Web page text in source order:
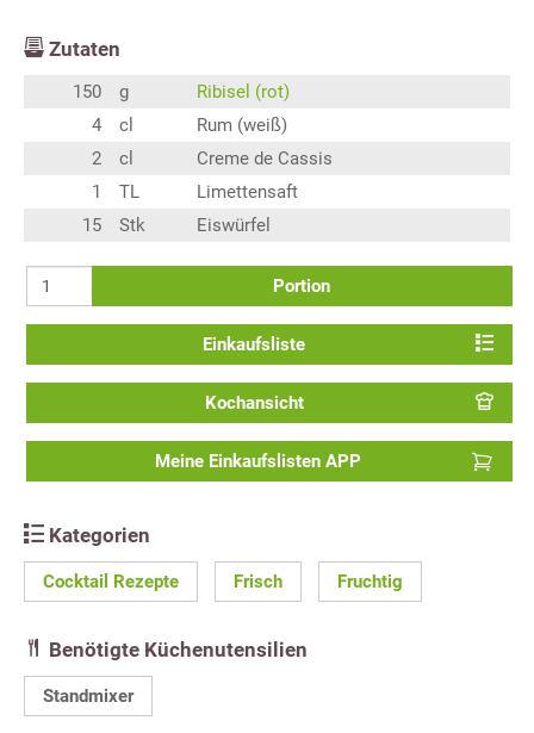
Zutaten
150 g
Ribisel (rot)
4
cl
Rum (weiß)
2
cl
Creme de Cassis
1
TL
Limettensaft
15
Stk Eiswürfel
Portion
Einkaufsliste
Kochansicht
Meine Einkaufslisten APP
Kategorien
Cocktail Rezepte Frisch Fruchtig
Benötigte Küchenutensilien
Standmixer